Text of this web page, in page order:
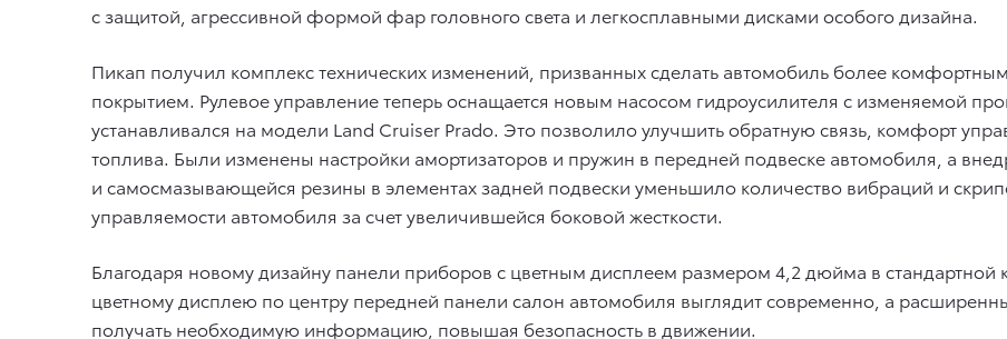
с защитой, агрессивной формой фар головного света и легкосплавными дисками особого дизайна.
Пикап получил комплекс технических изменений, призванных сделать автомобиль более
покрытием. Рулевое управление теперь оснащается новым насосом гидроусилителя с изменяемой
устанавливался на модели Land Cruiser Prado. Это позволило улучшить обратную связь, комфорт
топлива. Были изменены настройки амортизаторов и пружин в передней подвеске автомобиля, а
и самосмазывающейся резины в элементах задней подвески уменьшило количество вибраций и
управляемости автомобиля за счет увеличившейся боковой жесткости.
Благодаря новому дизайну панели приборов с цветным дисплеем размером 4,2 дюйма в
цветному дисплею по центру передней панели салон автомобиля выглядит современно, а
получать необходимую информацию, повышая безопасность в движении.